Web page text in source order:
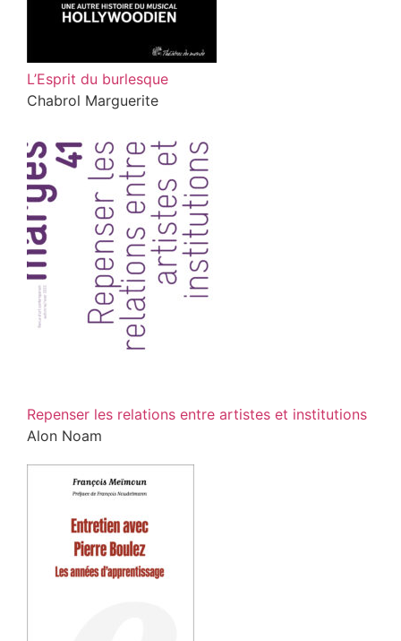
L’Esprit du burlesque
Chabrol Marguerite
Repenser les relations entre artistes et institutions
Alon Noam